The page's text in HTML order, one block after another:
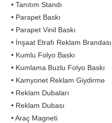
• Tanıtım Standı
• Parapet Baskı
• Parapet Vinil Baskı
• İnşaat Etrafı Reklam Brandası
• Kumlu Folyo Baskı
• Kumlama Buzlu Folyo Baskı
• Kamyonet Reklam Giydirme
• Reklam Dubaları
• Reklam Dubası
• Araç Magneti